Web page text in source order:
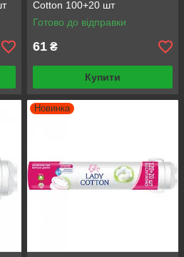
Cotton 100+20 шт
Готово до відправки
61 ₴
Купити
Новинка